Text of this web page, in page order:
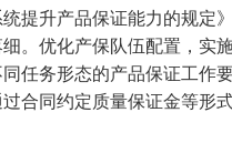
提升产品保证能力的规定
。优化产保队伍配置，实
任务形态的产品保证工作
合同约定质量保证金等形